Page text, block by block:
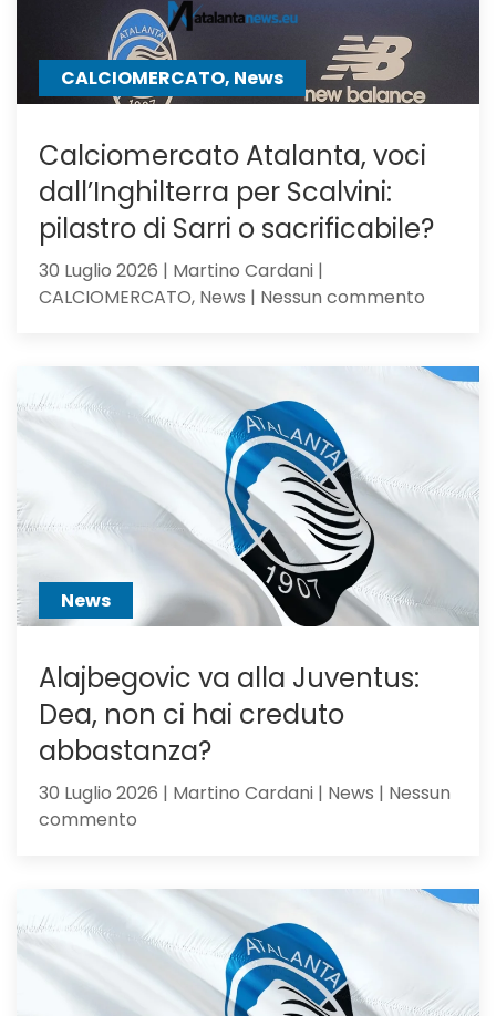
CALCIOMERCATO, News
Calciomercato Atalanta, voci
dall’Inghilterra per Scalvini:
pilastro di Sarri o sacrificabile?
30 Luglio 2026 | Martino Cardani |
CALCIOMERCATO, News | Nessun commento
voci
pilastro
Sarri
News
Alajbegovic va alla Juventus:
Dea, non ci hai creduto
abbastanza?
30 Luglio 2026 | Martino Cardani | News | Nessun
commento
alla
Juventus:
Dea,
non